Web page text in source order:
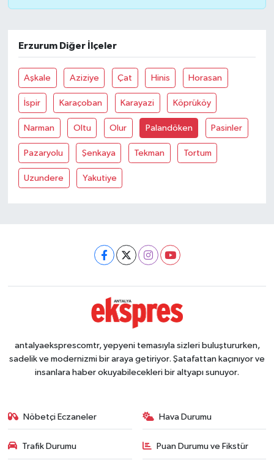
Erzurum Diğer İlçeler
Aşkale Aziziye Çat Hinis Horasan
İspir Karaçoban Karayazi Köprüköy
Narman Oltu Olur Palandöken Pasinler
Pazaryolu Şenkaya Tekman Tortum
Uzundere Yakutiye
antalyaeksprescomtr, yepyeni temasıyla sizleri buluştururken,
sadelik ve modernizmi bir araya getiriyor. Şatafattan kaçınıyor ve
insanlara haber okuyabilecekleri bir altyapı sunuyor.
Nöbetçi Eczaneler Hava Durumu
Trafik Durumu Puan Durumu ve Fikstür